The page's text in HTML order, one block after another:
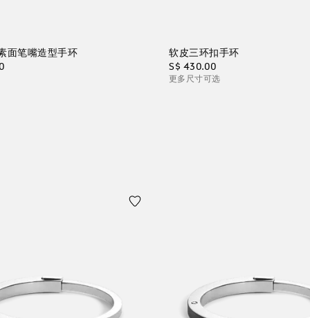
面笔嘴造型手环
软皮三环扣手环
S$ 430.00
更多尺寸可选